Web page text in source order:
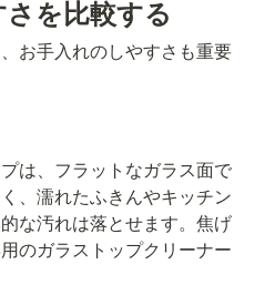
を比較する
お手入れのしやすさも重要
は、フラットなガラス面で
、濡れたふきんやキッチン
な汚れは落とせます。焦げ
のガラストップクリーナー